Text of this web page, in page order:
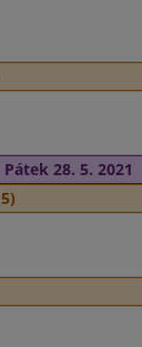
Pátek 28. 5. 2021